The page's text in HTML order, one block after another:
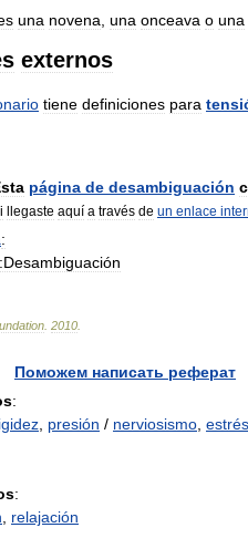
una novena una onceava o una
externos
tiene definiciones para
página de desambiguación
llegaste aquí a través de un enlace
:
2010
Поможем написать реферат
:
presión / nerviosismo estrés
:
relajación